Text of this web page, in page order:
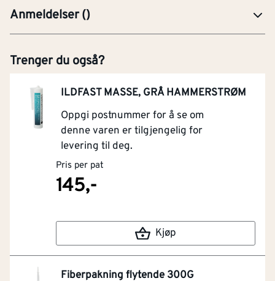
Anmeldelser()
Trenger du også?
ILDFAST MASSE, GRÅ HAMMERSTRØM
Oppgi postnummer for å se om
denne varen er tilgjengelig for
levering til deg.
Pris per pat
145,-
Kjøp
Fiberpakning flytende 300G